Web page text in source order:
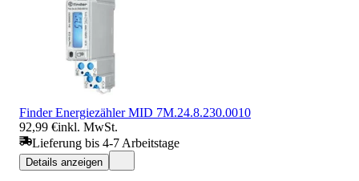
Finder Energiezähler MID 7M.24.8.230.0010
92,99 €inkl. MwSt.
Lieferung bis 4-7 Arbeitstage
Details anzeigen